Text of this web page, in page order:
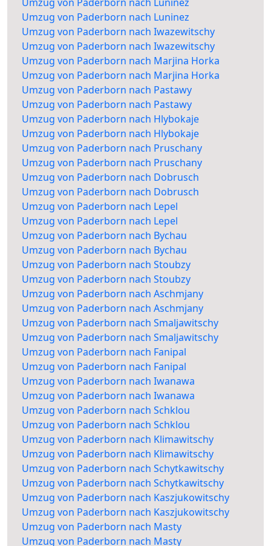
Umzug von Paderborn nach Luninez
Umzug von Paderborn nach Iwazewitschy
Umzug von Paderborn nach Iwazewitschy
Umzug von Paderborn nach Marjina Horka
Umzug von Paderborn nach Marjina Horka
Umzug von Paderborn nach Pastawy
Umzug von Paderborn nach Pastawy
Umzug von Paderborn nach Hlybokaje
Umzug von Paderborn nach Hlybokaje
Umzug von Paderborn nach Pruschany
Umzug von Paderborn nach Pruschany
Umzug von Paderborn nach Dobrusch
Umzug von Paderborn nach Dobrusch
Umzug von Paderborn nach Lepel
Umzug von Paderborn nach Lepel
Umzug von Paderborn nach Bychau
Umzug von Paderborn nach Bychau
Umzug von Paderborn nach Stoubzy
Umzug von Paderborn nach Stoubzy
Umzug von Paderborn nach Aschmjany
Umzug von Paderborn nach Aschmjany
Umzug von Paderborn nach Smaljawitschy
Umzug von Paderborn nach Smaljawitschy
Umzug von Paderborn nach Fanipal
Umzug von Paderborn nach Fanipal
Umzug von Paderborn nach Iwanawa
Umzug von Paderborn nach Iwanawa
Umzug von Paderborn nach Schklou
Umzug von Paderborn nach Schklou
Umzug von Paderborn nach Klimawitschy
Umzug von Paderborn nach Klimawitschy
Umzug von Paderborn nach Schytkawitschy
Umzug von Paderborn nach Schytkawitschy
Umzug von Paderborn nach Kaszjukowitschy
Umzug von Paderborn nach Kaszjukowitschy
Umzug von Paderborn nach Masty
Umzug von Paderborn nach Masty